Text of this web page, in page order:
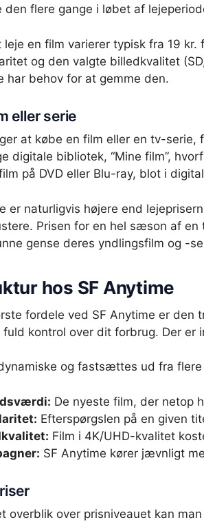
den flere gange i løbet af
leje en film varierer typisk fra 19
og den valgte billedkvalitet
har behov for at gemme den.
eller serie
at købe en film eller en tv-serie,
digitale bibliotek, “Mine film”,
på DVD eller Blu-ray, blot i
er naturligvis højere end
Prisen for en hel sæson af
gense deres yndlingsfilm og -
hos SF Anytime
fordele ved SF Anytime er den
fuld kontrol over dit forbrug. Der
og fastsættes ud fra
De nyeste film, der netop
Efterspørgslen på en given
Film i 4K/UHD-kvalitet
SF Anytime kører jævnligt
overblik over prisniveauet kan